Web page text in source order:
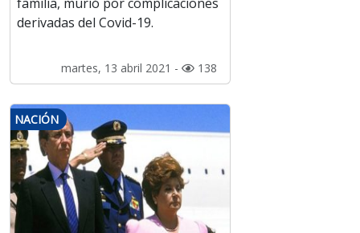
derivadas del Covid-19.
martes, 13 abril 2021 - 138
NACIÓN